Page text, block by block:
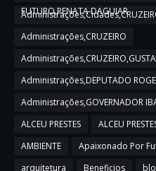
FUTURO,RENATA DAGUIAR
Administrações,CRUZEIRO
Administrações,DEPUTADO
Administrações,GOVERNADOR
ALCEU PRESTES
ALCEU
AMBIENTE
Apaixonado Por
arquitetura
Beneficios